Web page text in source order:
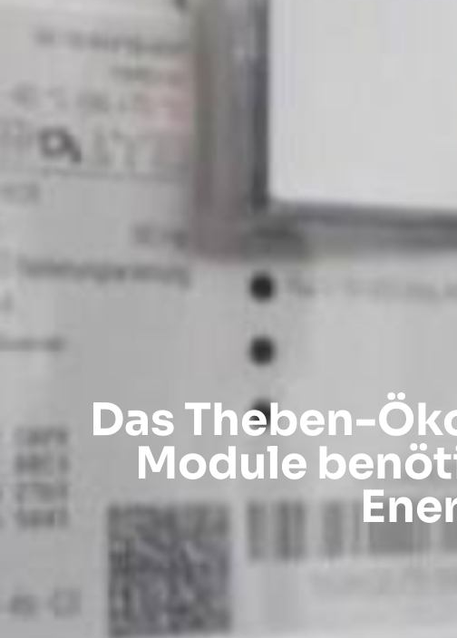
Das Theben-
Module